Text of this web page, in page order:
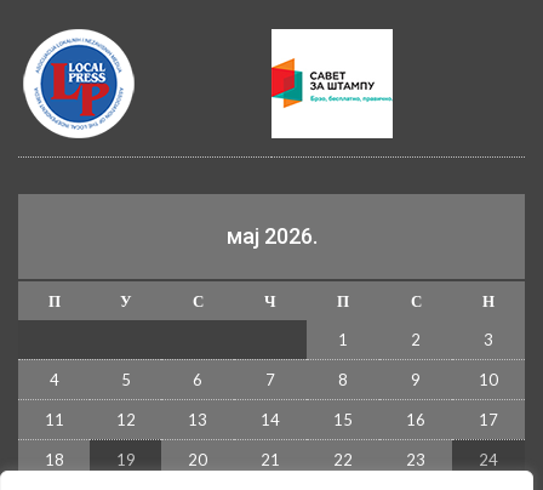
мај 2026.
П У С Ч П С
Н
1
2 3
4 5 6 7 8 9 10
11 12 13 14 15 16 17
18 19 20 21 22 23 24